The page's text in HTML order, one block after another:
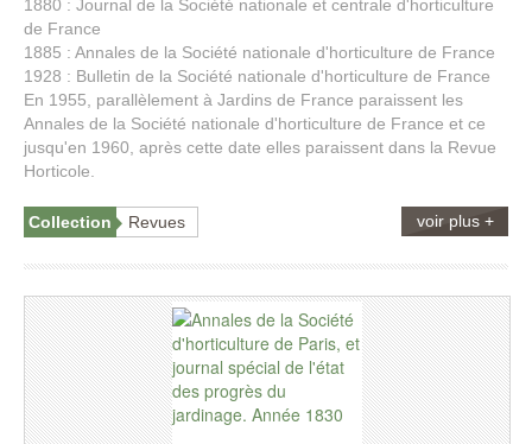
1880 : Journal de la Société nationale et centrale d'horticulture
de France
1885 : Annales de la Société nationale d'horticulture de France
1928 : Bulletin de la Société nationale d'horticulture de France
En 1955, parallèlement à Jardins de France paraissent les
Annales de la Société nationale d'horticulture de France et ce
jusqu'en 1960, après cette date elles paraissent dans la Revue
Horticole.
Collection Revues voir plus +